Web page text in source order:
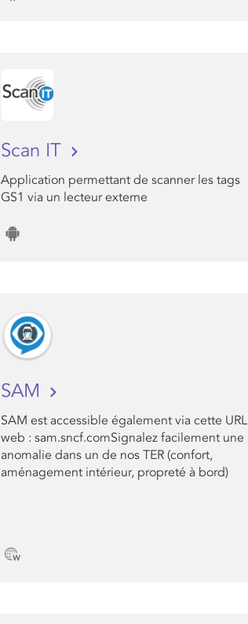
Scan IT
Application permettant de scanner les tags
GS1 via un lecteur externe
SAM
SAM est accessible également via cette URL
web : sam.sncf.comSignalez facilement une
anomalie dans un de nos TER (confort,
aménagement intérieur, propreté à bord)